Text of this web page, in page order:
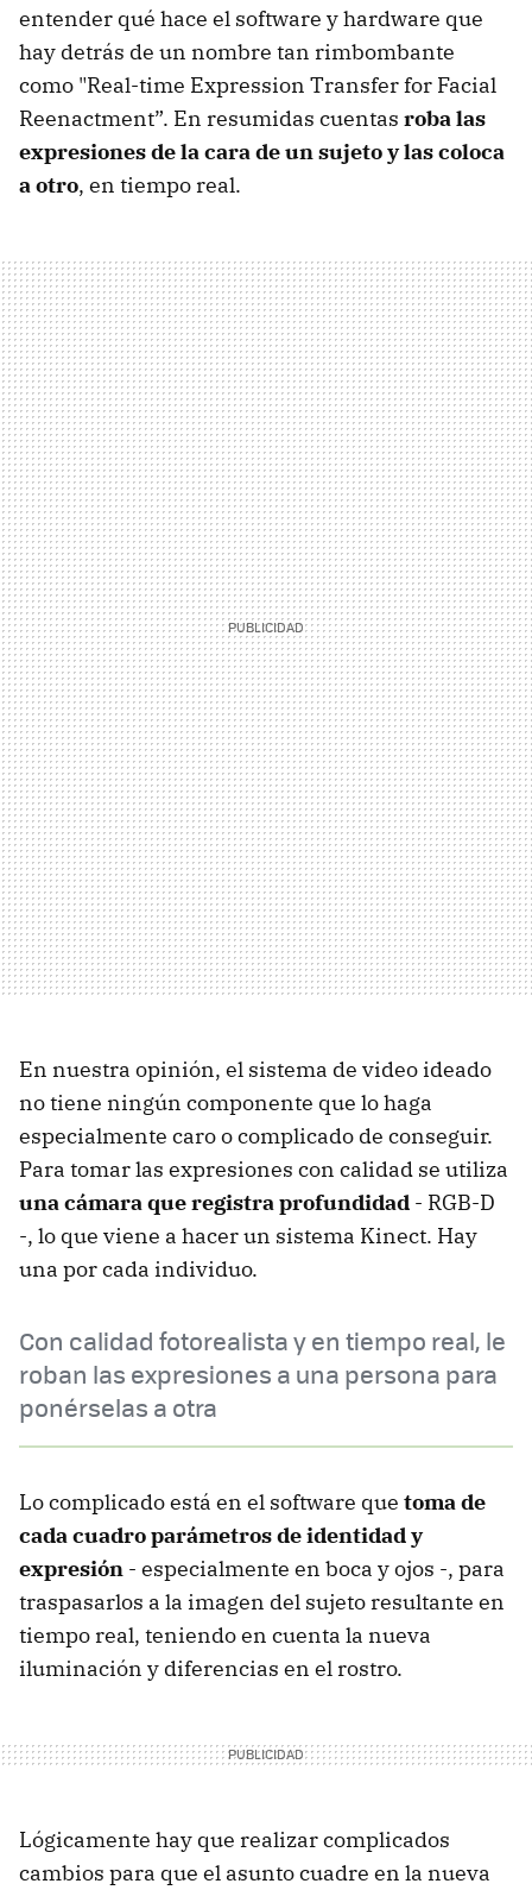
entender qué hace el software y hardware que
hay detrás de un nombre tan rimbombante
como "Real-time Expression Transfer for Facial
Reenactment”. En resumidas cuentas roba las
expresiones de la cara de un sujeto y las coloca
a otro, en tiempo real.
En nuestra opinión, el sistema de video ideado
no tiene ningún componente que lo haga
especialmente caro o complicado de conseguir.
Para tomar las expresiones con calidad se utiliza
una cámara que registra profundidad - RGB-D
-, lo que viene a hacer un sistema Kinect. Hay
una por cada individuo.
Con calidad fotorealista y en tiempo real, le
roban las expresiones a una persona para
ponérselas a otra
Lo complicado está en el software que toma de
cada cuadro parámetros de identidad y
expresión - especialmente en boca y ojos -, para
traspasarlos a la imagen del sujeto resultante en
tiempo real, teniendo en cuenta la nueva
iluminación y diferencias en el rostro.
Lógicamente hay que realizar complicados
cambios para que el asunto cuadre en la nueva